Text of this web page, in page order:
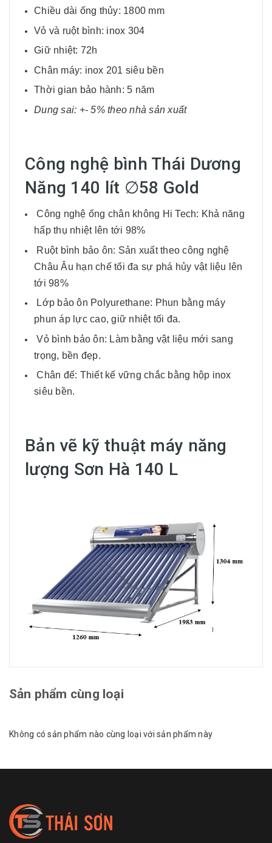
Chiều dài ống thủy: 1800 mm
Vỏ và ruột bình: inox 304
Giữ nhiệt: 72h
Chân máy: inox 201 siêu bền
Thời gian bảo hành: 5 năm
Dung sai: +- 5% theo nhà sản xuất
Công nghệ bình Thái Dương
Năng 140 lít ∅58 Gold
Công nghệ ống chân không Hi Tech: Khả năng
hấp thụ nhiệt lên tới 98%
Ruột bình bảo ôn: Sản xuất theo công nghệ
Châu Âu hạn chế tối đa sự phá hủy vật liệu lên
tới 98%
Lớp bảo ôn Polyurethane: Phun bằng máy
phun áp lực cao, giữ nhiệt tối đa.
Vỏ bình bảo ôn: Làm bằng vật liệu mới sang
trọng, bền đẹp.
Chân đế: Thiết kế vững chắc bằng hộp inox
siêu bền.
Bản vẽ kỹ thuật máy năng
lượng Sơn Hà 140 L
Sản phẩm cùng loại
Không có sản phẩm nào cùng loại với sản phẩm này